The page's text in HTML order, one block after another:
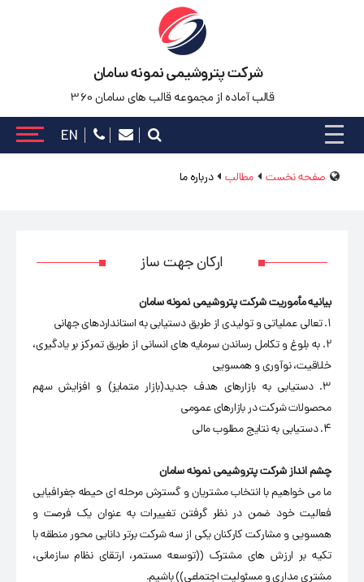
شرکت پتروشیمی نمونه سامان
قالب آماده از مجموعه قالب های سامان 360
EN
صفحه نخست مطالب درباره ما
ارکان جهت ساز
بیانیه مأموریت شرکت پتروشیمی نمونه سامان
1. تعالی عملیاتی و تولیدی از طریق دستیابی به استانداردهای جهانی
2. به بلوغ و تکامل رساندن سرمایه های انسانی از طریق تمرکز بر یادگیری،
خلاقیت، نوآوری و همسویی
3. دستیابی به بازارهای هدف جدید(بازار متمایز) و افزایش سهم
محصولات شرکت در بازارهای عمومی
4. دستیابی به نتایج مطلوب مالی
چشم انداز شرکت پتروشیمی نمونه سامان
ما می خواهیم با انتخاب مشتریان و گسترش مرحله ای حیطه جغرافیایی
فعالیت خود ضمن در نظر گرفتن تغییرات به عنوان یک فرصت و
همسویی و مشارکت کارکنان یکی از سه شرکت برتر دانایی محور منطقه با
تکیه بر ارزش های مشترک ((توسعه مستمر، ارتقای نظام سازمانی،
مشتری مداری و مسئولیت اجتماعی)) باشیم.